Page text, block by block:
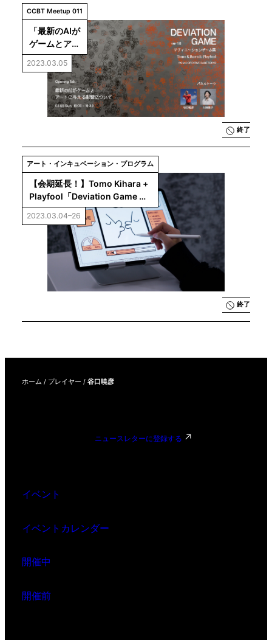
CCBT Meetup 011
「最新のAIが
ゲームとアー
トに与える影
響について」
（展覧会
「Deviation
Game
ver1.0」オー
ク）
2023.03.05
終了
アート・インキュベーション・プログラム
【会期延長！】Tomo Kihara +
Playfool「Deviation Game
ver 1.0」
2023.03.04–26
終了
ホーム / プレイヤー / 谷口暁彦
ニュースレターに登録する
イベント
イベントカレンダー
開催中
開催前